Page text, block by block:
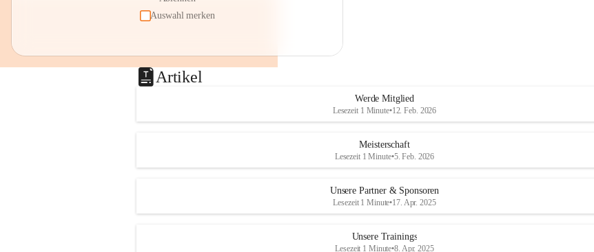
Auswahl merken
Artikel
Werde Mitglied
Lesezeit 1 Minute•12. Feb. 2026
Meisterschaft
Lesezeit 1 Minute•5. Feb. 2026
Unsere Partner & Sponsoren
Lesezeit 1 Minute•17. Apr. 2025
Unsere Trainings
Lesezeit 1 Minute•8. Apr. 2025